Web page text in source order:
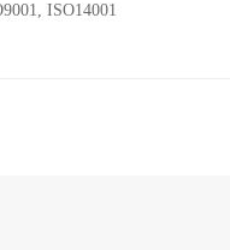
ISO14001